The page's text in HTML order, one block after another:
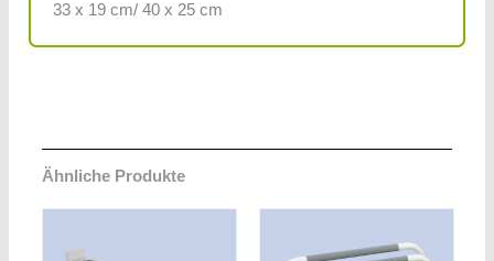
33 x 19 cm/ 40 x 25 cm
Ähnliche Produkte